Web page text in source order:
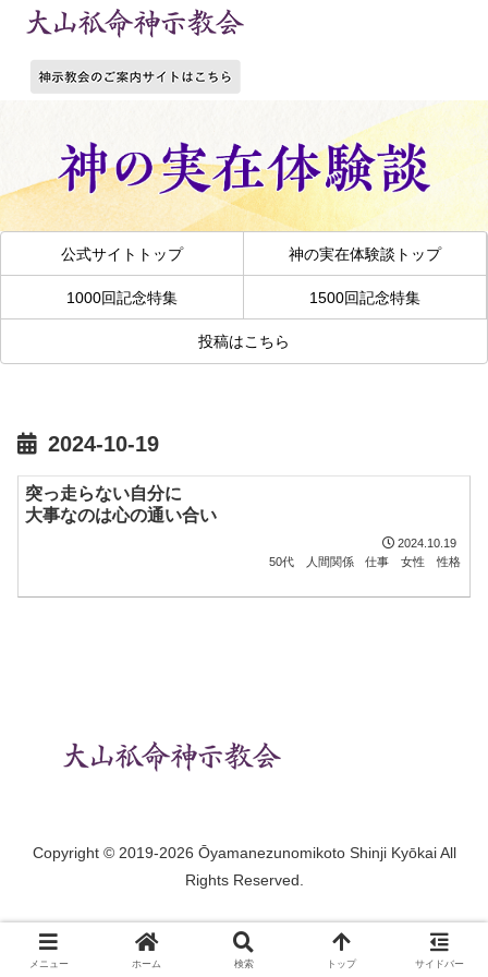
公式サイトトップ 神の実在体験談トップ
1000回記念特集 1500回記念特集
投稿はこちら
2024-10-19
突っ走らない自分に
大事なのは心の通い合い
2024.10.19
50代
人間関係 仕事 女性 性格
Copyright © 2019-2026 Ōyamanezunomikoto Shinji Kyōkai All
Rights Reserved.
メニュー ホーム 検索 トップ サイドバー